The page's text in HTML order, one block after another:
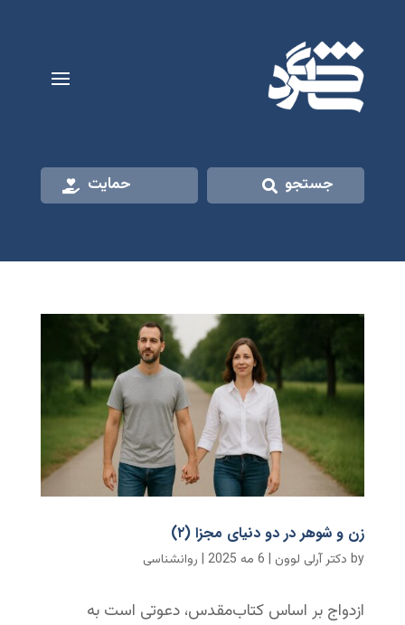
جستجو حمایت
زن و شوهر در دو دنیای مجزا (۲)
by دکتر آرلی لوون | 6 مه 2025 | روانشناسی
ازدواج بر اساس کتاب‌مقدس، دعوتی است به